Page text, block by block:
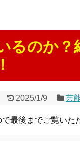
るのか？
2025/1/9 芸
最後までご覧いた